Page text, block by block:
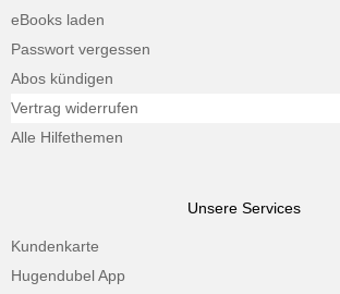
eBooks laden
Passwort vergessen
Abos kündigen
Vertrag widerrufen
Alle Hilfethemen
Unsere Services
Kundenkarte
Hugendubel App